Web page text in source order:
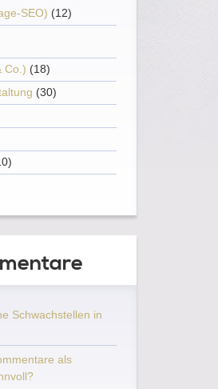
SEO) (12)
Co.) (18)
(30)
Schwachstellen in
als